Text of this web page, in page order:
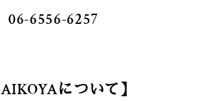
06-6556-6257
について】